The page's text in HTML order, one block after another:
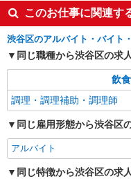
アルバイト パート
ケンタッキーフライドチキ
カウン
時給
東京
キープ
アルバイト パート
ケンタッキーフライドチキ
カウン
時＞月
このお仕事に関連す
渋谷区のアルバイト・バイト
同じ職種から渋谷区の求
飲
調理・調理補助・調理師
同じ雇用形態から渋谷区
アルバイト
同じ特徴から渋谷区の求